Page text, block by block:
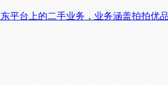
平台上的二手业务，业务涵盖拍拍